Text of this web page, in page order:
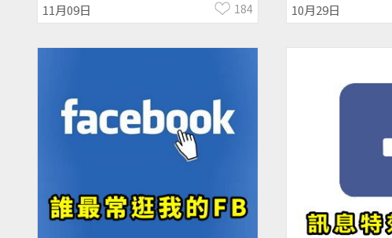
11月09日 184 10月29日